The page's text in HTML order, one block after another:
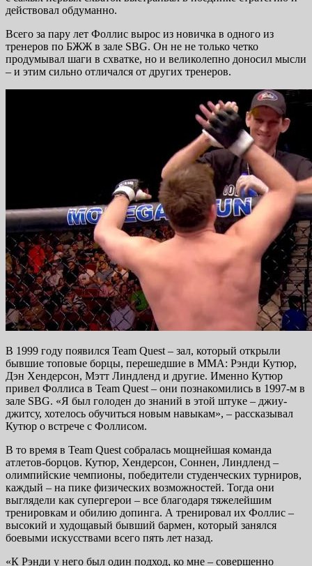
действовал обдуманно.
Всего за пару лет Фоллис вырос из новичка в одного из
тренеров по БЖЖ в зале SBG. Он не не только четко
продумывал шаги в схватке, но и великолепно доносил мысли
– и этим сильно отличался от других тренеров.
В 1999 году появился Team Quest – зал, который открыли
бывшие топовые борцы, перешедшие в ММА: Рэнди Кутюр,
Дэн Хендерсон, Мэтт Линдленд и другие. Именно Кутюр
привел Фоллиса в Team Quest – они познакомились в 1997-м в
зале SBG. «Я был голоден до знаний в этой штуке – джиу-
джитсу, хотелось обучиться новым навыкам», – рассказывал
Кутюр о встрече с Фоллисом.
В то время в Team Quest собралась мощнейшая команда
атлетов-борцов. Кутюр, Хендерсон, Соннен, Линдленд –
олимпийские чемпионы, победители студенческих турниров,
каждый – на пике физических возможностей. Тогда они
выглядели как супергерои – все благодаря тяжелейшим
тренировкам и обилию допинга. А тренировал их Фоллис –
высокий и худощавый бывший бармен, который занялся
боевыми искусствами всего пять лет назад.
«К Рэнди у него был один подход, ко мне – совершенно